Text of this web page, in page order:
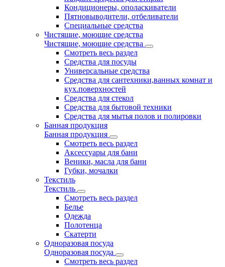
Кондиционеры, ополаскиватели
Пятновыводители, отбеливатели
Специальные средства
Чистящие, моющие средства
Чистящие, моющие средства
Смотреть весь раздел
Средства для посуды
Универсальные средства
Средства для сантехники,ванных комнат и
кух.поверхностей
Средства для стекол
Средства для бытовой техники
Средства для мытья полов и полировки
Банная продукция
Банная продукция
Смотреть весь раздел
Аксессуары для бани
Веники, масла для бани
Губки, мочалки
Текстиль
Текстиль
Смотреть весь раздел
Белье
Одежда
Полотенца
Скатерти
Одноразовая посуда
Одноразовая посуда
Смотреть весь раздел